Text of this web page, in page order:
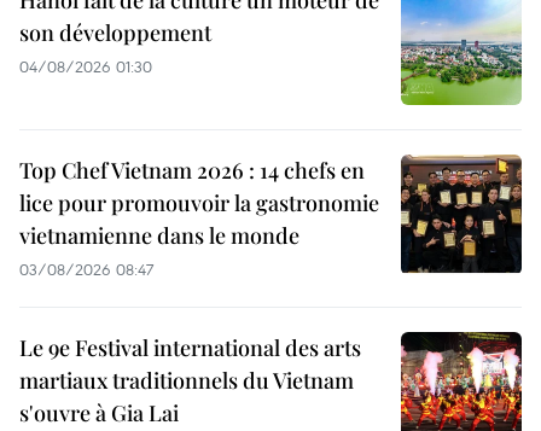
son développement
04/08/2026 01:30
Top Chef Vietnam 2026 : 14 chefs en
lice pour promouvoir la gastronomie
vietnamienne dans le monde
03/08/2026 08:47
Le 9e Festival international des arts
martiaux traditionnels du Vietnam
s'ouvre à Gia Lai